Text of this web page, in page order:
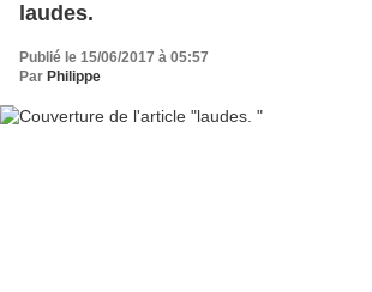
laudes.
Publié le 15/06/2017 à 05:57
Par Philippe